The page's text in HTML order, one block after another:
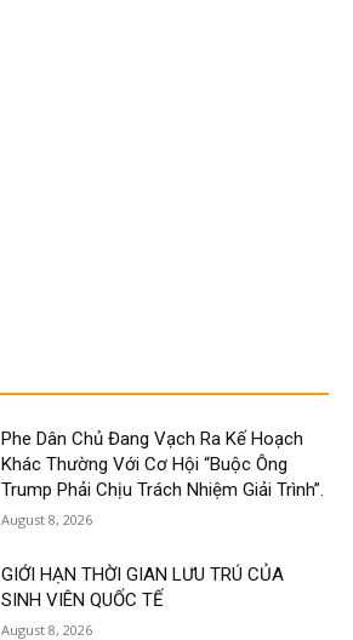
Phe Dân Chủ Đang Vạch Ra Kế Hoạch
Khác Thường Với Cơ Hội “Buộc Ông
Trump Phải Chịu Trách Nhiệm Giải Trình”.
August 8, 2026
GIỚI HẠN THỜI GIAN LƯU TRÚ CỦA
SINH VIÊN QUỐC TẾ
August 8, 2026